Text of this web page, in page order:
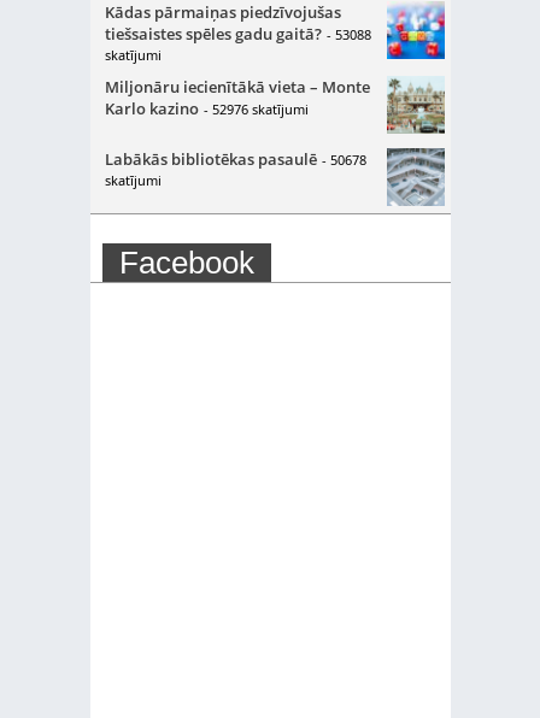
Kādas pārmaiņas piedzīvojušas
tiešsaistes spēles gadu gaitā? - 53088
skatījumi
Miljonāru iecienītākā vieta – Monte
Karlo kazino - 52976 skatījumi
Labākās bibliotēkas pasaulē - 50678
skatījumi
Facebook